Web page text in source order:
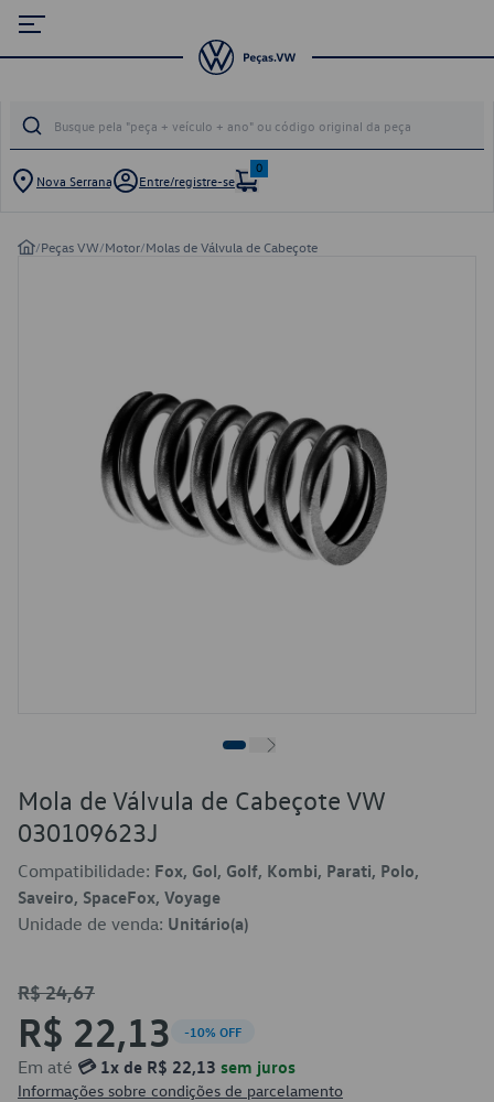
Nova Serrana Entre/registre-se
0
/Peças VW/Motor/Molas de Válvula de Cabeçote
Mola de Válvula de Cabeçote VW
030109623J
Compatibilidade: Fox, Gol, Golf, Kombi, Parati, Polo,
Saveiro, SpaceFox, Voyage
Unidade de venda: Unitário(a)
R$ 24,67
R$ 22,13 -10% OFF
Em até 💳 1x de R$ 22,13 sem juros
Informações sobre condições de parcelamento